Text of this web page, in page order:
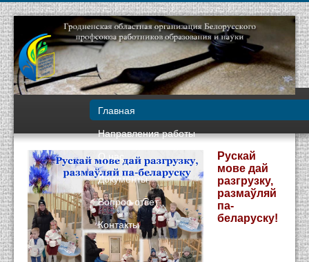
Главная
Направления работы
О нас
Документы
Вопрос-ответ
Контакты
Рускай
мове дай
разгрузку,
размаўляй
па-
беларуску!